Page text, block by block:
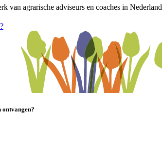
van agrarische adviseurs en coaches in
ontvangen?